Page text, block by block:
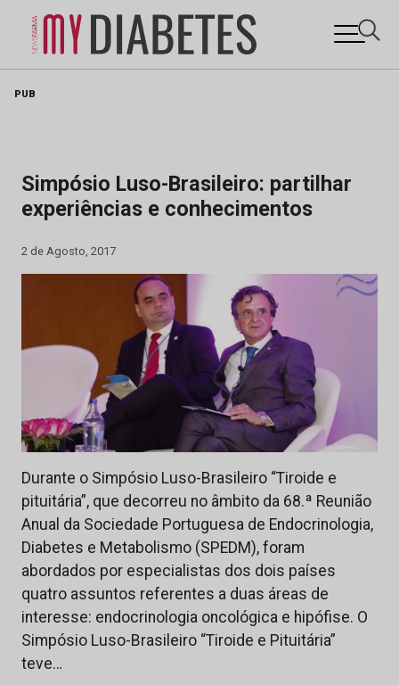
PUB
Simpósio Luso-Brasileiro: partilhar
experiências e conhecimentos
2 de Agosto, 2017
Durante o Simpósio Luso-Brasileiro “Tiroide e
pituitária”, que decorreu no âmbito da 68.ª Reunião
Anual da Sociedade Portuguesa de Endocrinologia,
Diabetes e Metabolismo (SPEDM), foram
abordados por especialistas dos dois países
quatro assuntos referentes a duas áreas de
interesse: endocrinologia oncológica e hipófise. O
Simpósio Luso-Brasileiro “Tiroide e Pituitária”
teve…